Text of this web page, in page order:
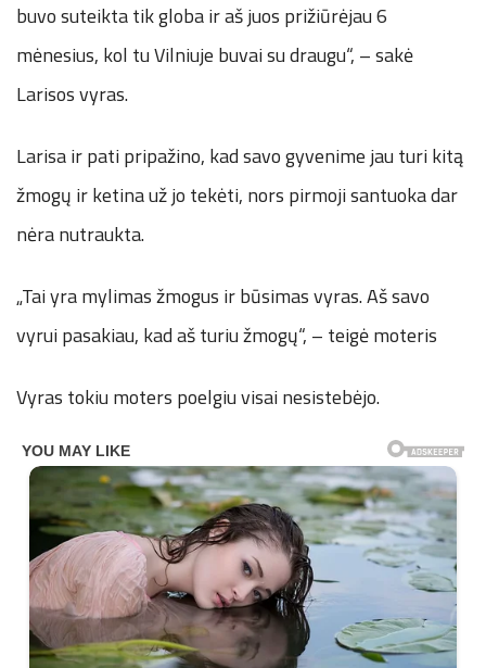
buvo suteikta tik globa ir aš juos prižiūrėjau 6
mėnesius, kol tu Vilniuje buvai su draugu“, – sakė
Larisos vyras.
Larisa ir pati pripažino, kad savo gyvenime jau turi kitą
žmogų ir ketina už jo tekėti, nors pirmoji santuoka dar
nėra nutraukta.
„Tai yra mylimas žmogus ir būsimas vyras. Aš savo
vyrui pasakiau, kad aš turiu žmogų“, – teigė moteris
Vyras tokiu moters poelgiu visai nesistebėjo.